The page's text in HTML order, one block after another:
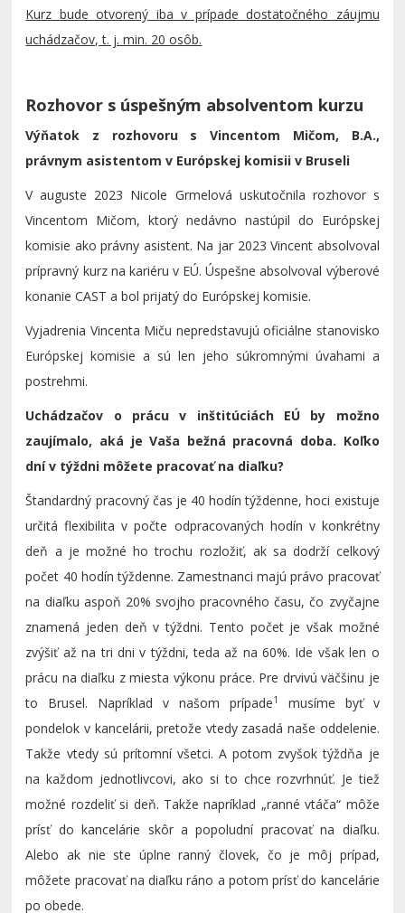
Kurz bude otvorený iba v prípade dostatočného záujmu
uchádzačov, t. j. min. 20 osôb.
Rozhovor s úspešným absolventom kurzu
Výňatok z rozhovoru s Vincentom Mičom, B.A.,
právnym asistentom v Európskej komisii v Bruseli
V auguste 2023 Nicole Grmelová uskutočnila rozhovor s
Vincentom Mičom, ktorý nedávno nastúpil do Európskej
komisie ako právny asistent. Na jar 2023 Vincent absolvoval
prípravný kurz na kariéru v EÚ. Úspešne absolvoval výberové
konanie CAST a bol prijatý do Európskej komisie.
Vyjadrenia Vincenta Miču nepredstavujú oficiálne stanovisko
Európskej komisie a sú len jeho súkromnými úvahami a
postrehmi.
Uchádzačov o prácu v inštitúciách EÚ by možno
zaujímalo, aká je Vaša bežná pracovná doba. Koľko
dní v týždni môžete pracovať na diaľku?
Štandardný pracovný čas je 40 hodín týždenne, hoci existuje
určitá flexibilita v počte odpracovaných hodín v konkrétny
deň a je možné ho trochu rozložiť, ak sa dodrží celkový
počet 40 hodín týždenne. Zamestnanci majú právo pracovať
na diaľku aspoň 20% svojho pracovného času, čo zvyčajne
znamená jeden deň v týždni. Tento počet je však možné
zvýšiť až na tri dni v týždni, teda až na 60%. Ide však len o
prácu na diaľku z miesta výkonu práce. Pre drvivú väčšinu je
to Brusel. Napríklad v našom prípade1
musíme byť v
pondelok v kancelárii, pretože vtedy zasadá naše oddelenie.
Takže vtedy sú prítomní všetci. A potom zvyšok týždňa je
na každom jednotlivcovi, ako si to chce rozvrhnúť. Je tiež
možné rozdeliť si deň. Takže napríklad „ranné vtáča“ môže
prísť do kancelárie skôr a popoludní pracovať na diaľku.
Alebo ak nie ste úplne ranný človek, čo je môj prípad,
môžete pracovať na diaľku ráno a potom prísť do kancelárie
po obede.